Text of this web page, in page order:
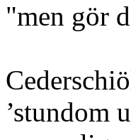
"men gör
’stundom